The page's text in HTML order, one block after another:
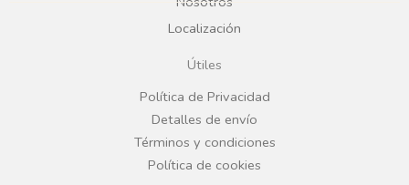
o
o
k
g
r
a
Localización
Útiles
Política de Privacidad
Detalles de envío
Términos y condiciones
Política de cookies